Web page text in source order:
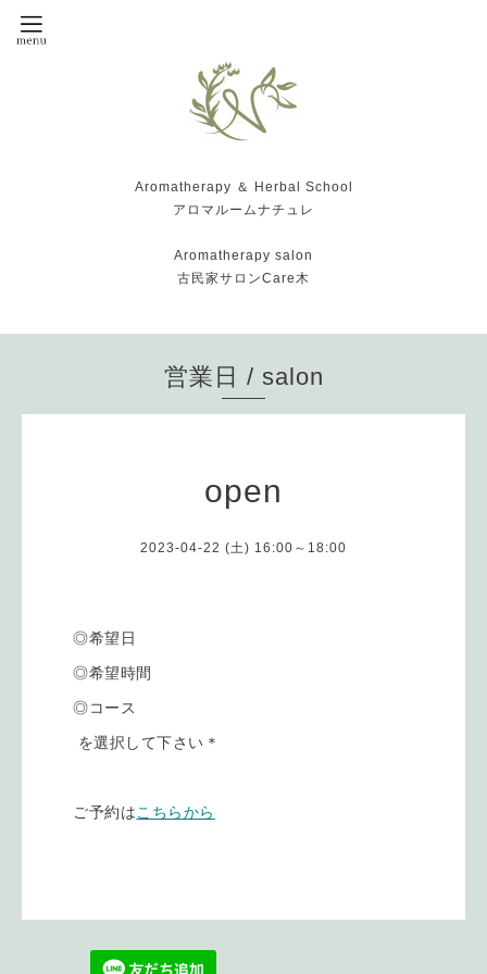
Aromatherapy ＆ Herbal School
アロマルームナチュレ
Aromatherapy salon
古民家サロンCare木
営業日 / salon
open
2023-04-22 (土) 16:00～18:00
◎希望日
◎希望時間
◎コース
を選択して下さい＊
ご予約はこちらから